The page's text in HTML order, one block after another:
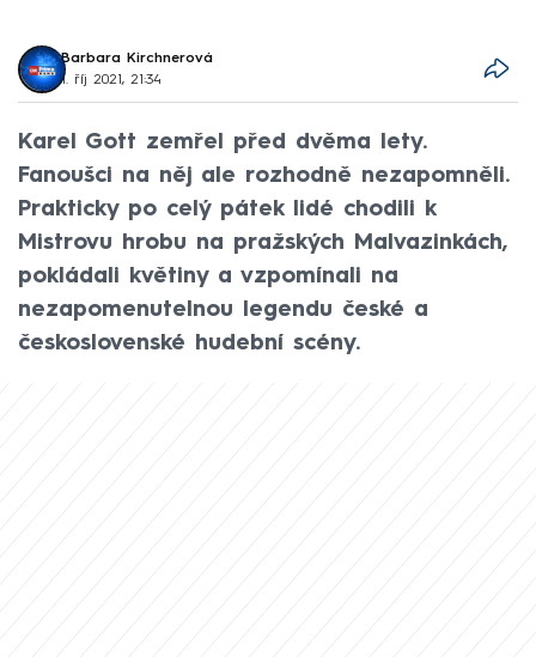
Barbara Kirchnerová
1. říj 2021, 21:34
Karel Gott zemřel před dvěma lety.
Fanoušci na něj ale rozhodně nezapomněli.
Prakticky po celý pátek lidé chodili k
Mistrovu hrobu na pražských Malvazinkách,
pokládali květiny a vzpomínali na
nezapomenutelnou legendu české a
československé hudební scény.